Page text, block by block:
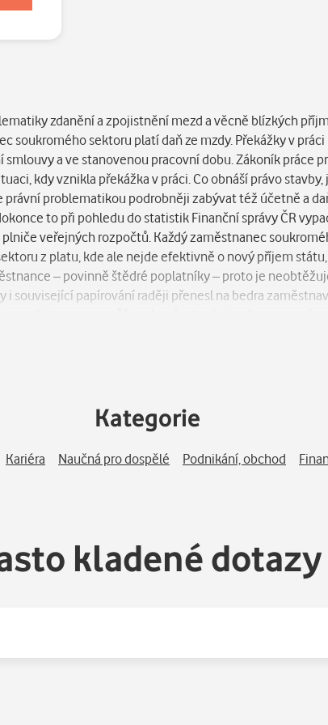
zdanění a zpojistnění mezd a věcně blízkých
soukromého sektoru platí daň ze mzdy. Překážky v
a ve stanovenou pracovní dobu. Zákoník práce
kdy vznikla překážka v práci. Co obnáší právo stavby,
problematikou podrobněji zabývat též účetně a
to při pohledu do statistik Finanční správy ČR
veřejných rozpočtů. Každý zaměstnanec
z platu, kde ale nejde efektivně o nový příjem
– povinně štědré poplatníky – proto je
související papírování raději přenesl na bedra
zaměstnanec nemůže vykonávat práci podle pracovní
jednotlivá práva zaměstnanců ve vztahu k
pokud se jedná o právníky, pracující s tímto
stavby, lze se s ním setkat stále častěji jak v účetní,
výhody nabízí, proč se touto nejenom ryze právní
mohou čtenáře napadnout a vytanout v jeho mysli,
Kategorie
Kariéra Naučná pro dospělé Podnikání, obchod
kladené dotazy